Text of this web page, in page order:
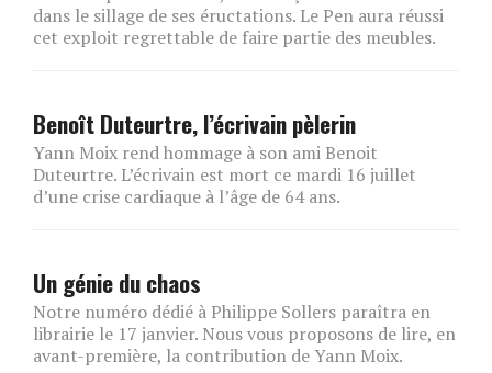
dans le sillage de ses éructations. Le Pen aura réussi
cet exploit regrettable de faire partie des meubles.
Benoît Duteurtre, l’écrivain pèlerin
Yann Moix rend hommage à son ami Benoit
Duteurtre. L’écrivain est mort ce mardi 16 juillet
d’une crise cardiaque à l’âge de 64 ans.
Un génie du chaos
Notre numéro dédié à Philippe Sollers paraîtra en
librairie le 17 janvier. Nous vous proposons de lire, en
avant-première, la contribution de Yann Moix.